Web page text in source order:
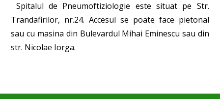
Spitalul de Pneumoftiziologie este situat pe Str.
Trandafirilor, nr.24. Accesul se poate face pietonal
sau cu masina din Bulevardul Mihai Eminescu sau din
str. Nicolae Iorga.